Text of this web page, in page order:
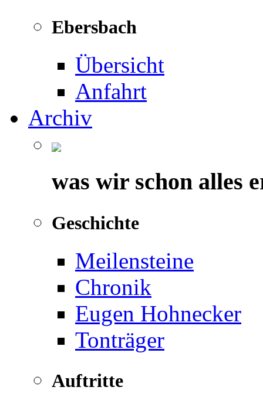
Ebersbach
Übersicht
Anfahrt
Archiv
was wir schon alles
Geschichte
Meilensteine
Chronik
Eugen Hohnecker
Tonträger
Auftritte